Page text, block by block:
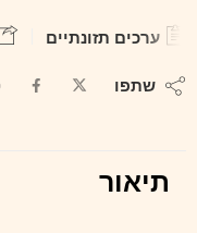
ערכים תזונתיים
שתפו
תיאור